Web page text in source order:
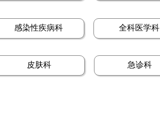
感染性疾病科 全科医学科
皮肤科 急诊科